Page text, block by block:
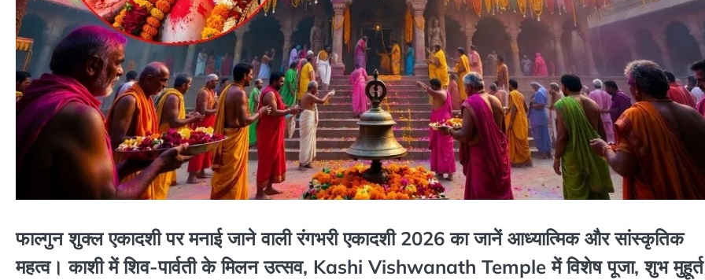
फाल्गुन शुक्ल एकादशी पर मनाई जाने वाली रंगभरी एकादशी 2026 का जानें आध्यात्मिक और सांस्कृतिक
महत्व। काशी में शिव-पार्वती के मिलन उत्सव, Kashi Vishwanath Temple में विशेष पूजा, शुभ